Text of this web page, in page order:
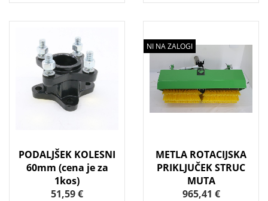
PODALJŠEK KOLESNI
60mm (cena je za
1kos)
51,59 €
NI NA ZALOGI
METLA ROTACIJSKA
PRIKLJUČEK STRUC
MUTA
965,41 €